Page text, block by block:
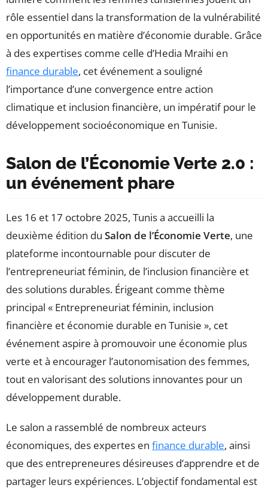
rôle essentiel dans la transformation de la vulnérabilité
en opportunités en matière d’économie durable. Grâce
à des expertises comme celle d’Hedia Mraihi en
finance durable, cet événement a souligné
l’importance d’une convergence entre action
climatique et inclusion financière, un impératif pour le
développement socioéconomique en Tunisie.
Salon de l’Économie Verte 2.0 :
un événement phare
Les 16 et 17 octobre 2025, Tunis a accueilli la
deuxième édition du Salon de l’Économie Verte, une
plateforme incontournable pour discuter de
l’entrepreneuriat féminin, de l’inclusion financière et
des solutions durables. Érigeant comme thème
principal « Entrepreneuriat féminin, inclusion
financière et économie durable en Tunisie », cet
événement aspire à promouvoir une économie plus
verte et à encourager l’autonomisation des femmes,
tout en valorisant des solutions innovantes pour un
développement durable.
Le salon a rassemblé de nombreux acteurs
économiques, des expertes en finance durable, ainsi
que des entrepreneures désireuses d’apprendre et de
partager leurs expériences. L’objectif fondamental est